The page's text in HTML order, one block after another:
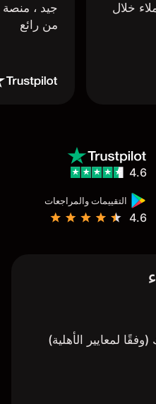
خلال
جيد ،
من رائع
التقييمات والمراجعات
4.6
4.6